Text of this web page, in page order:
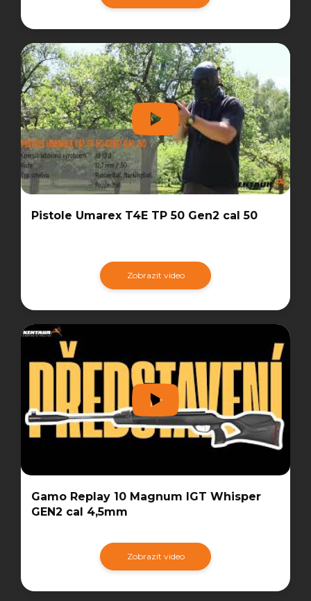
Pistole Umarex T4E TP 50 Gen2 cal 50
Zobrazit video
Gamo Replay 10 Magnum IGT Whisper
GEN2 cal 4,5mm
Zobrazit video